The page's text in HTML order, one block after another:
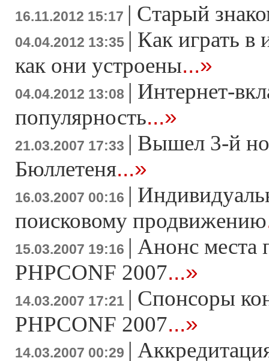
16.11.2012 15:17 | Старый
04.04.2012 13:35 | Как играть в
как они устроены...»
04.04.2012 13:08 | Интернет-
популярность...»
21.03.2007 17:33 | Вышел 3-й
Бюллетеня...»
16.03.2007 00:16 |
поисковому продвижению
15.03.2007 19:16 | Анонс места
PHPCONF 2007...»
14.03.2007 17:21 | Спонсоры
PHPCONF 2007...»
14.03.2007 00:29 |